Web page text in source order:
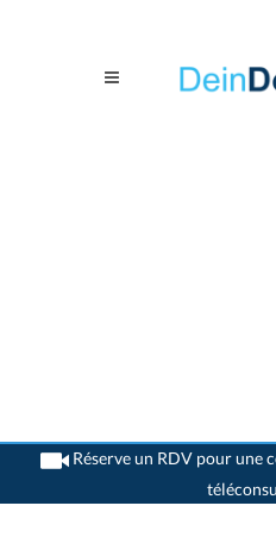
Réserve un RDV pour une
>Oto rhino laryngologue (ORL)>Lausanne